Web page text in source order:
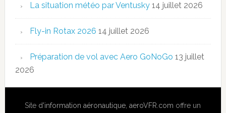
La situation météo par Ventusky 14 juillet 2026
Fly-in Rotax 2026 14 juillet 2026
Préparation de vol avec Aero GoNoGo 13 juillet
2026
Site d'information aéronautique,aeroVFR.com offre un